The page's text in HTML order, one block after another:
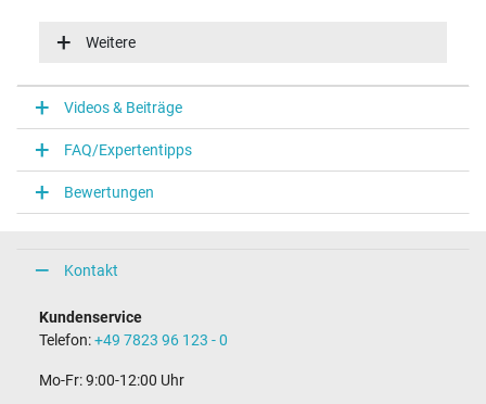
100-240V / 50-60Hz
Notebook Stecker
Steckertyp / -form
rund / –
Steckerlänge (mm)
11,0 mm
5,5 mm / 1,7 mm
Länge Anschlusskabel (m) (ca.)
1.45 m
Maße
Weitere
Videos & Beiträge
FAQ/Expertentipps
Bewertungen
Kontakt
Kundenservice
Telefon:+49 7823 96 123 - 0
Mo-Fr: 9:00-12:00 Uhr